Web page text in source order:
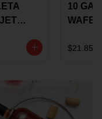
10
GRS
$21.850